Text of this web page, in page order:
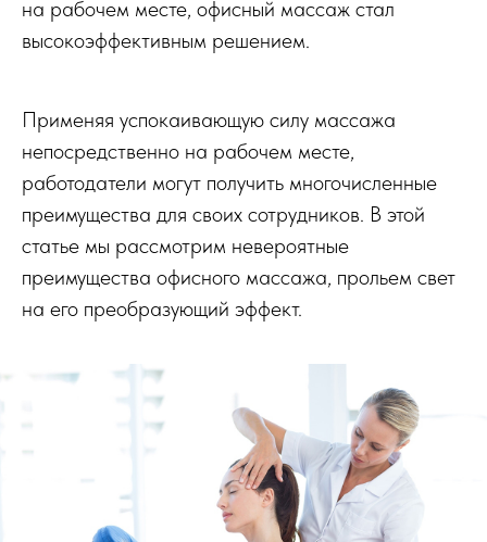
на рабочем месте, офисный массаж стал
высокоэффективным решением.
Применяя успокаивающую силу массажа
непосредственно на рабочем месте,
работодатели могут получить многочисленные
преимущества для своих сотрудников. В этой
статье мы рассмотрим невероятные
преимущества офисного массажа, прольем свет
на его преобразующий эффект.